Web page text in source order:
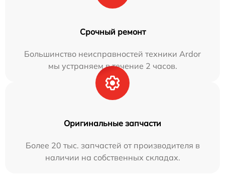
Срочный ремонт
Большинство неисправностей техники Ardor
мы устраняем в течение 2 часов.
Оригинальные запчасти
Более 20 тыс. запчастей от производителя в
наличии на собственных складах.